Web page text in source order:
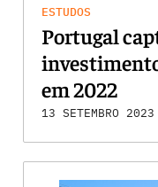
ESTUDOS
Portugal
em 2022
13 SETEMBRO 2023